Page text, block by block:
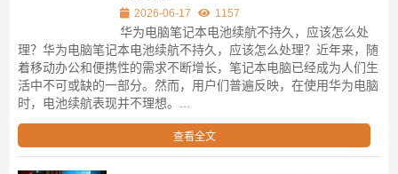
2026-06-17 1157
华为电脑笔记本电池续航不持久，应该怎么处
理？华为电脑笔记本电池续航不持久，应该怎么处理？近年来，随
着移动办公和便携性的需求不断增长，笔记本电脑已经成为人们生
活中不可或缺的一部分。然而，用户们普遍反映，在使用华为电脑
时，电池续航表现并不理想。...
查看全文